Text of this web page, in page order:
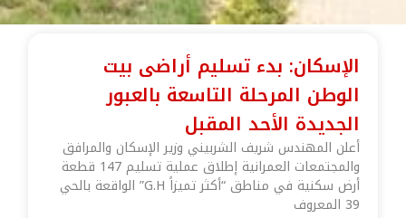
الإسكان: بدء تسليم أراضى بيت
الوطن المرحلة التاسعة بالعبور
الجديدة الأحد المقبل
أعلن المهندس شريف الشربيني وزير الإسكان والمرافق
والمجتمعات العمرانية إطلاق عملية تسليم 147 قطعة
أرض سكنية في مناطق “أكثر تميزاً G.H” الواقعة بالحي
39 المعروف